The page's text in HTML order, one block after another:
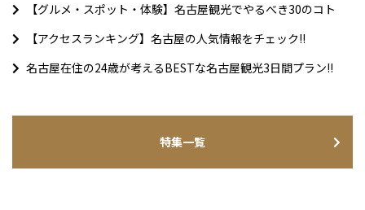
【グルメ・スポット・体験】名古屋観光でやるべき30のコト
【アクセスランキング】名古屋の人気情報をチェック!!
名古屋在住の24歳が考えるBESTな名古屋観光3日間プラン!!
特集一覧